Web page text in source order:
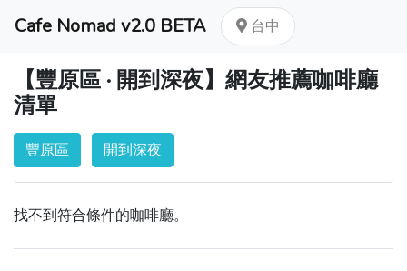
Cafe Nomad v2.0 BETA 台中
【豐原區 · 開到深夜】網友推薦咖啡廳
清單
豐原區 開到深夜
找不到符合條件的咖啡廳。